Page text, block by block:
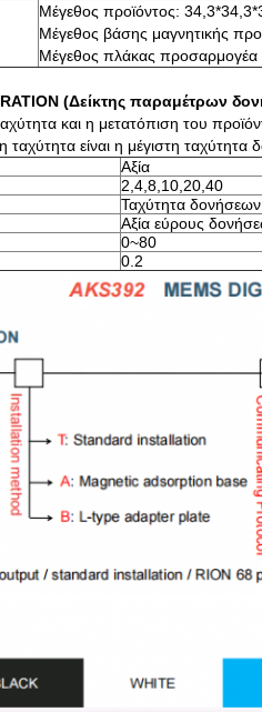
Μέγεθος προϊόντος:
Μέγεθος βάσης μαγνητικής
Μέγεθος πλάκας
(Δείκτης παραμέτρων
και η μετατόπιση του
ταχύτητα είναι η μέγιστη
Αξία
2,4,8,10,20,40
Ταχύτητα
Αξία εύρους
0~80
0.2